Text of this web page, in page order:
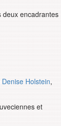
deux encadrantes
Denise Holstein,
et